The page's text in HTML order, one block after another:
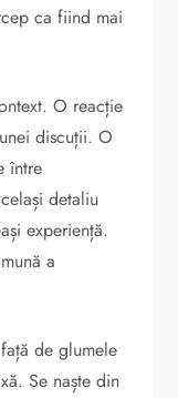
ca fiind mai
O reacție
discuții. O
între
detaliu
experiență.
a
de glumele
Se naște din